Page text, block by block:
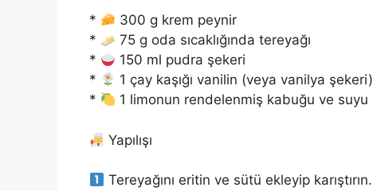
*
300 g krem peynir
*
75 g oda sıcaklığında tereyağı
*
150 ml pudra şekeri
*
1 çay kaşığı vanilin (veya vanilya şekeri)
*
1 limonun rendelenmiş kabuğu ve suyu
Yapılışı
Tereyağını eritin ve sütü ekleyip karıştırın.